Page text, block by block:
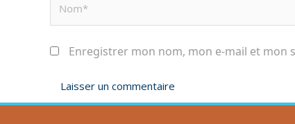
Enregistrer mon nom, mon e-mail et